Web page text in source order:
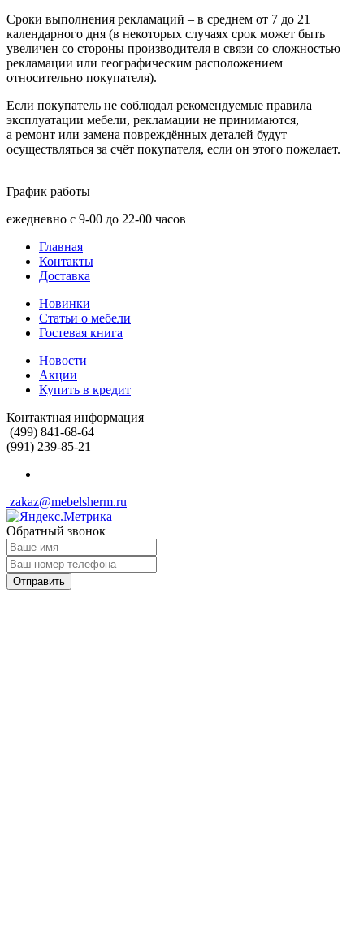
Сроки выполнения рекламаций – в среднем от 7 до 21
календарного дня (в некоторых случаях срок может быть
увеличен со стороны производителя в связи со сложностью
рекламации или географическим расположением
относительно покупателя).
Если покупатель не соблюдал рекомендуемые правила
эксплуатации мебели, рекламации не принимаются,
а ремонт или замена повреждённых деталей будут
осуществляться за счёт покупателя, если он этого пожелает.
График работы
ежедневно с 9-00 до 22-00 часов
Главная
Контакты
Доставка
Новинки
Статьи о мебели
Гостевая книга
Новости
Акции
Купить в кредит
Контактная информация
(499) 841-68-64
(991) 239-85-21
zakaz@mebelsherm.ru
Обратный звонок
Отправить